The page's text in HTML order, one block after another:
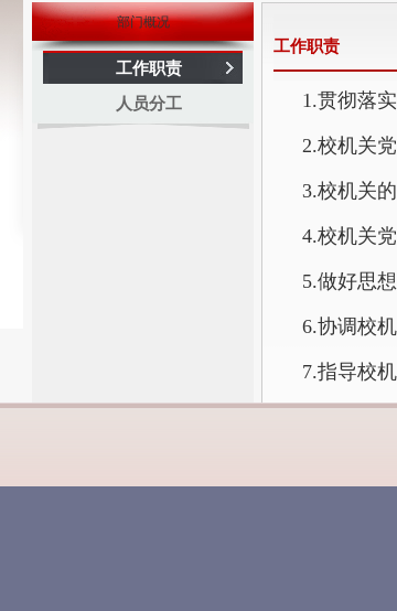
部门概况
工作职责
人员分工
工作职责
1.贯彻落
2.校机关
3.校机关
4.校机关
5.做好思
6.协调校
7.指导校